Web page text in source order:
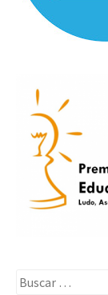
Buscar: